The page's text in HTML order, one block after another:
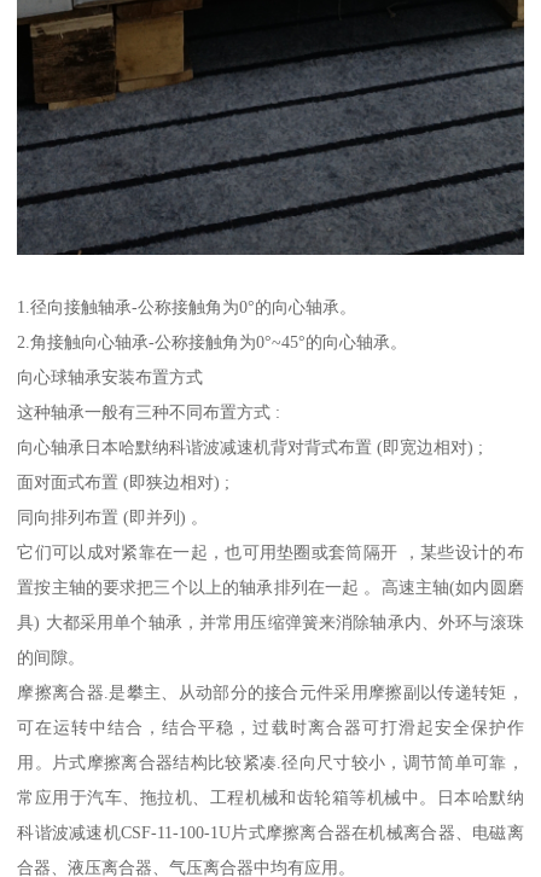
1.径向接触轴承-公称接触角为0°的向心轴承。
2.角接触向心轴承-公称接触角为0°~45°的向心轴承。
向心球轴承安装布置方式
这种轴承一般有三种不同布置方式 :
向心轴承日本哈默纳科谐波减速机背对背式布置 (即宽边相对) ;
面对面式布置 (即狭边相对) ;
同向排列布置 (即并列) 。
它们可以成对紧靠在一起，也可用垫圈或套筒隔开 ，某些设计的布
置按主轴的要求把三个以上的轴承排列在一起 。高速主轴(如内圆磨
具) 大都采用单个轴承，并常用压缩弹簧来消除轴承内、外环与滚珠
的间隙。
摩擦离合器.是攀主、从动部分的接合元件采用摩擦副以传递转矩，
可在运转中结合，结合平稳，过载时离合器可打滑起安全保护作
用。片式摩擦离合器结构比较紧凑.径向尺寸较小，调节简单可靠，
常应用于汽车、拖拉机、工程机械和齿轮箱等机械中。日本哈默纳
科谐波减速机CSF-11-100-1U片式摩擦离合器在机械离合器、电磁离
合器、液压离合器、气压离合器中均有应用。